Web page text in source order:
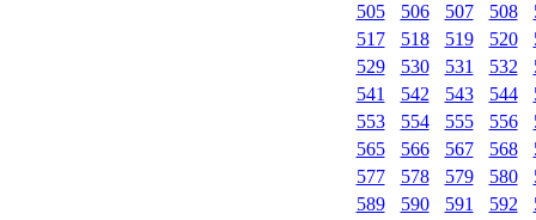
505
506 507 508
517
518 519 520
529
530 531 532
541
542 543 544
553
554 555 556
565
566 567 568
577
578 579 580
589
590 591 592